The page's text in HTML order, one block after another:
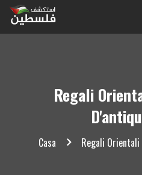
Regali
Casa Regali